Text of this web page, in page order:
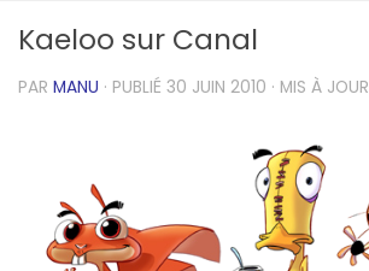
Kaeloo sur Canal
PAR MANU · PUBLIÉ 30 JUIN 2010 · MIS À JOUR